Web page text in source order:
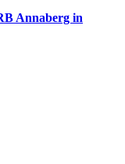
Annaberg in